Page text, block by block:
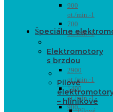
900
ot./min.-1
700
ot./min.-1
Elektromotory
s brzdou
2900
ot./min.-1
1400
ot./min.-1
900
Špeciálne
Pílové
– hliníkové